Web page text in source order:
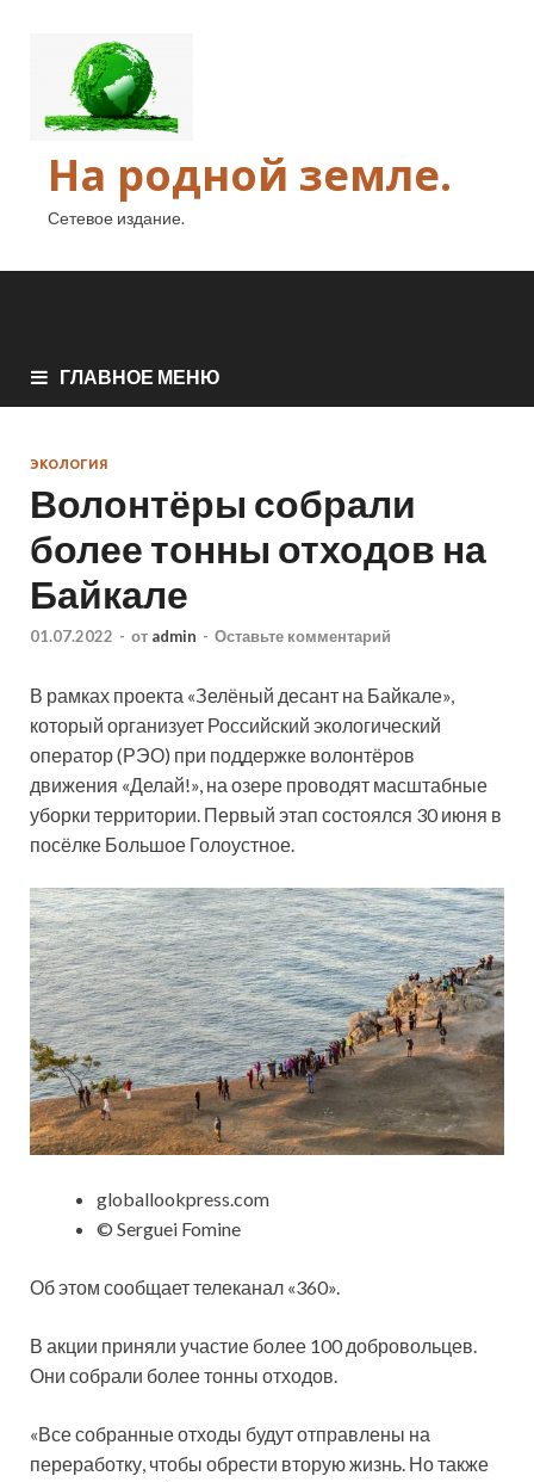
На родной земле.
Сетевое издание.
ГЛАВНОЕ МЕНЮ
ЭКОЛОГИЯ
Волонтёры собрали
более тонны отходов на
Байкале
01.07.2022 - от admin - Оставьте комментарий
В рамках проекта «Зелёный десант на Байкале»,
который организует Российский экологический
оператор (РЭО) при поддержке волонтёров
движения «Делай!», на озере проводят масштабные
уборки территории. Первый этап состоялся 30 июня в
посёлке Большое Голоустное.
globallookpress.com
© Serguei Fomine
Об этом сообщает телеканал «360».
В акции приняли участие более 100 добровольцев.
Они собрали более тонны отходов.
«Все собранные отходы будут отправлены на
переработку, чтобы обрести вторую жизнь. Но также